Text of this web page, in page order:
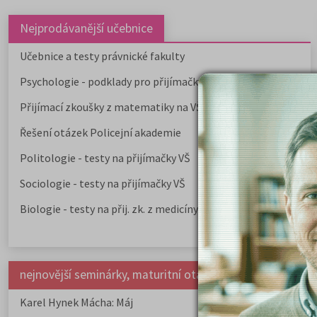
Nejprodávanější učebnice
Učebnice a testy právnické fakulty
Psychologie - podklady pro přijímačky
Přijímací zkoušky z matematiky na VŠE Praha
Řešení otázek Policejní akademie
Politologie - testy na přijímačky VŠ
Sociologie - testy na přijímačky VŠ
Biologie - testy na přij. zk. z medicíny
nejnovější seminárky, maturitní otázky a čtenářsky deník
Karel Hynek Mácha: Máj
Karel Havlíček